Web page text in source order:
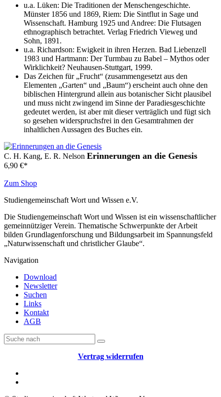
u.a. Lüken: Die Traditionen der Menschengeschichte.
Münster 1856 und 1869, Riem: Die Sintflut in Sage und
Wissenschaft. Hamburg 1925 und Andree: Die Flutsagen
ethnographisch betrachtet. Verlag Friedrich Vieweg und
Sohn, 1891.
u.a. Richardson: Ewigkeit in ihren Herzen. Bad Liebenzell
1983 und Hartmann: Der Turmbau zu Babel – Mythos oder
Wirklichkeit? Neuhausen-Stuttgart, 1999.
Das Zeichen für „Frucht“ (zusammengesetzt aus den
Elementen „Garten“ und „Baum“) erscheint auch ohne den
biblischen Hintergrund allein aus botanischer Sicht plausibel
und muss nicht zwingend im Sinne der Paradiesgeschichte
gedeutet werden, ist aber mit dieser verträglich und fügt sich
so gesehen widerspruchsfrei in den Gesamtrahmen der
inhaltlichen Aussagen des Buches ein.
C. H. Kang, E. R. Nelson Erinnerungen an die Genesis
6,90 €*
Zum Shop
Studiengemeinschaft Wort und Wissen e.V.
Die Studiengemeinschaft Wort und Wissen ist ein wissenschaftlicher
gemeinnütziger Verein. Thematische Schwerpunkte der Arbeit
bilden Grundlagenforschung und Bildungsarbeit im Spannungsfeld
„Naturwissenschaft und christlicher Glaube“.
Navigation
Download
Newsletter
Suchen
Links
Kontakt
AGB
Vertrag widerrufen